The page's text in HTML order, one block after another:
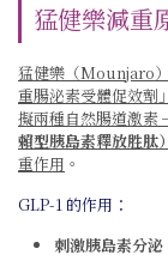
猛健樂減重
猛健樂（Mounjaro
重腸泌素受體促效
擬兩種自然腸道激
賴型胰島素釋放胜肽）
重作用 。
GLP-1 的作用：
刺激胰島素分泌